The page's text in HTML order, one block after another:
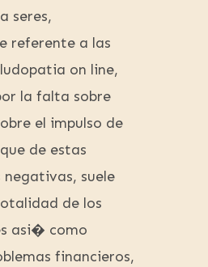
seres,
referente a las
on line,
la falta sobre
el impulso de
de estas
negativas, suele
de los
asi� como
financieros,